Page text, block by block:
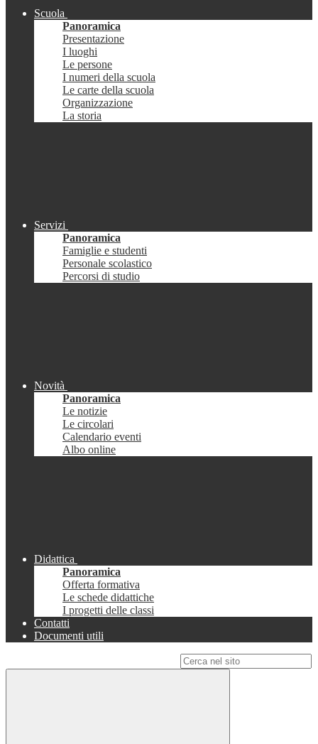
Scuola
Panoramica
Presentazione
I luoghi
Le persone
I numeri della scuola
Le carte della scuola
Organizzazione
La storia
Servizi
Panoramica
Famiglie e studenti
Personale scolastico
Percorsi di studio
Novità
Panoramica
Le notizie
Le circolari
Calendario eventi
Albo online
Didattica
Panoramica
Offerta formativa
Le schede didattiche
I progetti delle classi
Contatti
Documenti utili